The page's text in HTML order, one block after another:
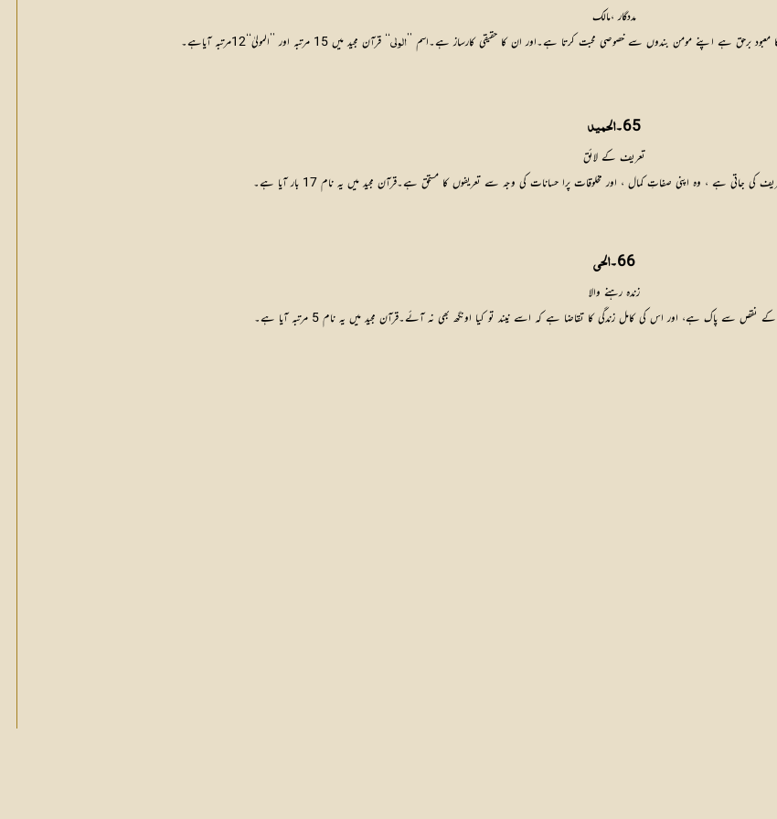
مددگار ،مالک
برحق ہے اپنے مومن بندوں سے خصوصی محبت کرتا ہے۔اور ان کا حقیقی کارساز ہے۔اسم ’’
الولی ‘‘ قرآن مجید میں 15 مرتبہ اور ’’المولیٰ‘‘12مرتبہ آیاہے۔
65۔ الحمید
تعریف کے لائق
، وہ اپنی صفاتِ کمال ، اور مخلوقات پرا حسانات کی وجہ سے تعریفوں کا مستحق ہے۔قرآن مجید میں یہ نام 17 بار آیا ہے۔
66۔ الحی
زندہ رہنے والا
ہے، اور اس کی کامل زندگی کا تقاضا ہے کہ اسے نیند تو کیا اونگھ بھی نہ آئے۔قرآن مجید میں یہ نام 5 مرتبہ آیا ہے۔